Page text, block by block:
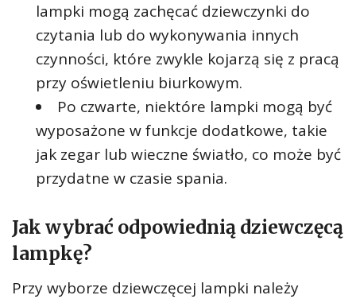
lampki mogą zachęcać dziewczynki do
czytania lub do wykonywania innych
czynności, które zwykle kojarzą się z pracą
przy oświetleniu biurkowym.
Po czwarte, niektóre lampki mogą być
wyposażone w funkcje dodatkowe, takie
jak zegar lub wieczne światło, co może być
przydatne w czasie spania.
Jak wybrać odpowiednią dziewczęcą
lampkę?
Przy wyborze dziewczęcej lampki należy